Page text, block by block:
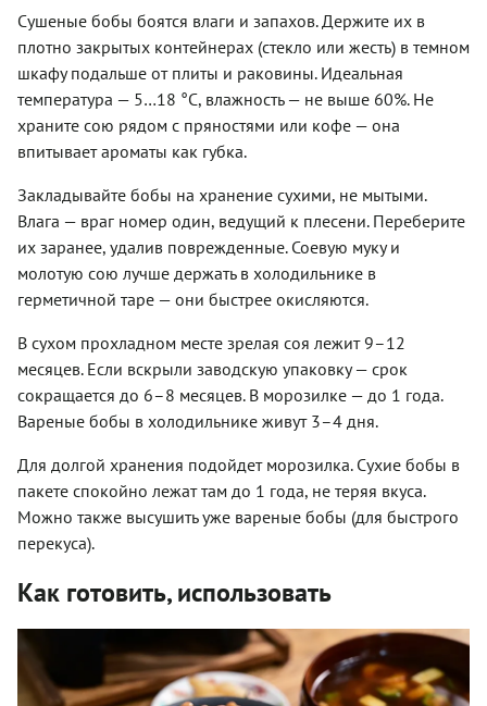
Сушеные бобы боятся влаги и запахов. Держите их в
плотно закрытых контейнерах (стекло или жесть) в темном
шкафу подальше от плиты и раковины. Идеальная
температура — 5…18 °C, влажность — не выше 60%. Не
храните сою рядом с пряностями или кофе — она
впитывает ароматы как губка.
Закладывайте бобы на хранение сухими, не мытыми.
Влага — враг номер один, ведущий к плесени. Переберите
их заранее, удалив поврежденные. Соевую муку и
молотую сою лучше держать в холодильнике в
герметичной таре — они быстрее окисляются.
В сухом прохладном месте зрелая соя лежит 9–12
месяцев. Если вскрыли заводскую упаковку — срок
сокращается до 6–8 месяцев. В морозилке — до 1 года.
Вареные бобы в холодильнике живут 3–4 дня.
Для долгой хранения подойдет морозилка. Сухие бобы в
пакете спокойно лежат там до 1 года, не теряя вкуса.
Можно также высушить уже вареные бобы (для быстрого
перекуса).
Как готовить, использовать